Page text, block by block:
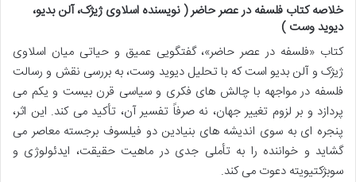
خلاصه کتاب فلسفه در عصر حاضر ( نویسنده اسلاوی ژیژک، آلن بدیو،
دیوید وست )
کتاب «فلسفه در عصر حاضر»، گفتگویی عمیق و حیاتی میان اسلاوی
ژیژک و آلن بدیو است که با تحلیل دیوید وست، به بررسی نقش و رسالت
فلسفه در مواجهه با چالش های فکری و سیاسی قرن بیست و یکم می
پردازد و بر لزوم تغییر جهان، نه صرفاً تفسیر آن، تأکید می کند. این اثر،
پنجره ای به سوی اندیشه های بنیادین دو فیلسوف برجسته معاصر می
گشاید و خواننده را به تأملی جدی در ماهیت حقیقت، ایدئولوژی و
سوبژکتیویته دعوت می کند.